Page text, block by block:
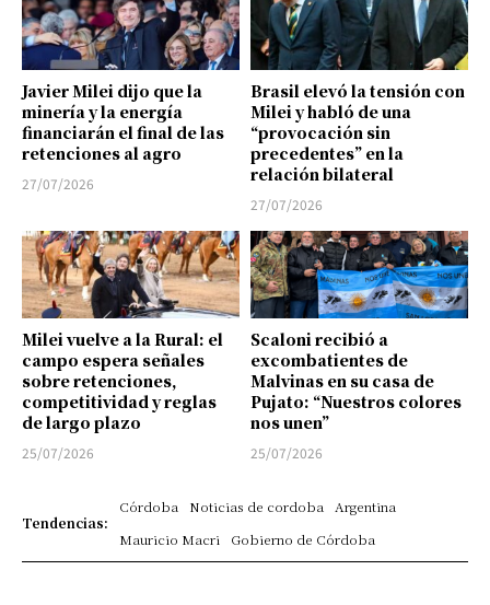
Javier Milei dijo que la
minería y la energía
financiarán el final de las
retenciones al agro
27/07/2026
Brasil elevó la tensión con
Milei y habló de una
“provocación sin
precedentes” en la
relación bilateral
27/07/2026
Milei vuelve a la Rural: el
campo espera señales
sobre retenciones,
competitividad y reglas
de largo plazo
25/07/2026
Scaloni recibió a
excombatientes de
Malvinas en su casa de
Pujato: “Nuestros colores
nos unen”
25/07/2026
Tendencias:
Córdoba Noticias de cordoba
Argentina
Mauricio Macri
Gobierno de Córdoba